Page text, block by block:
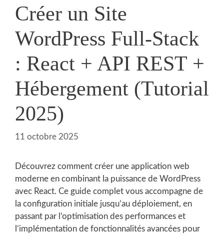
Créer un Site
WordPress Full-Stack
: React + API REST +
Hébergement (Tutorial
2025)
11 octobre 2025
Découvrez comment créer une application web
moderne en combinant la puissance de WordPress
avec React. Ce guide complet vous accompagne de
la configuration initiale jusqu’au déploiement, en
passant par l’optimisation des performances et
l’implémentation de fonctionnalités avancées pour